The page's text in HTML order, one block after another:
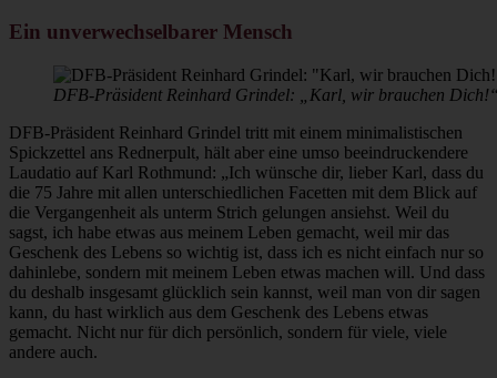
Ein unverwechselbarer Mensch
DFB-Präsident Reinhard Grindel: „Karl, wir brauchen
DFB-Präsident Reinhard Grindel tritt mit einem minimalistischen
Spickzettel ans Rednerpult, hält aber eine umso beeindruckendere
Laudatio auf Karl Rothmund: „Ich wünsche dir, lieber Karl, dass du
die 75 Jahre mit allen unterschiedlichen Facetten mit dem Blick auf
die Vergangenheit als unterm Strich gelungen ansiehst. Weil du
sagst, ich habe etwas aus meinem Leben gemacht, weil mir das
Geschenk des Lebens so wichtig ist, dass ich es nicht einfach nur so
dahinlebe, sondern mit meinem Leben etwas machen will. Und dass
du deshalb insgesamt glücklich sein kannst, weil man von dir sagen
kann, du hast wirklich aus dem Geschenk des Lebens etwas
gemacht. Nicht nur für dich persönlich, sondern für viele, viele
andere auch.